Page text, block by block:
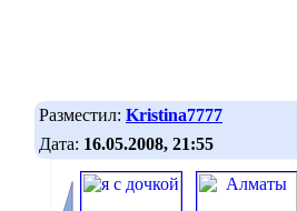
Разместил: Kristina7777
Дата: 16.05.2008, 21:55